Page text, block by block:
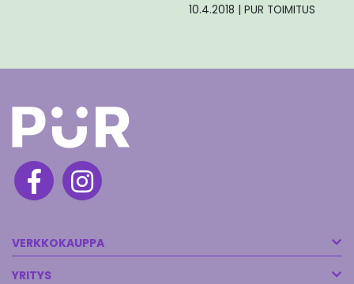
10.4.2018 | PUR TOIMITUS
VERKKOKAUPPA
YRITYS